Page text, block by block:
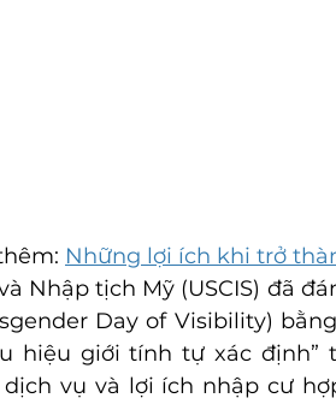
Những lợi ích khi trở
Nhập tịch Mỹ (USCIS) đã
Day of Visibility)
hiệu giới tính tự xác
vụ và lợi ích nhập cư